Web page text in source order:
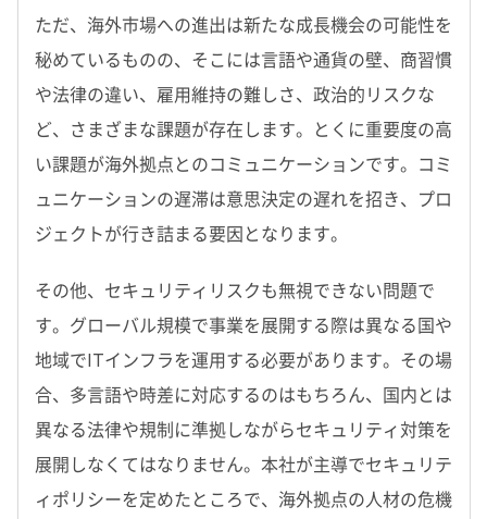
ただ、海外市場への進出は新たな成長機会の可能性を
秘めているものの、そこには言語や通貨の壁、商習慣
や法律の違い、雇用維持の難しさ、政治的リスクな
ど、さまざまな課題が存在します。とくに重要度の高
い課題が海外拠点とのコミュニケーションです。コミ
ュニケーションの遅滞は意思決定の遅れを招き、プロ
ジェクトが行き詰まる要因となります。
その他、セキュリティリスクも無視できない問題で
す。グローバル規模で事業を展開する際は異なる国や
地域でITインフラを運用する必要があります。その場
合、多言語や時差に対応するのはもちろん、国内とは
異なる法律や規制に準拠しながらセキュリティ対策を
展開しなくてはなりません。本社が主導でセキュリテ
ィポリシーを定めたところで、海外拠点の人材の危機